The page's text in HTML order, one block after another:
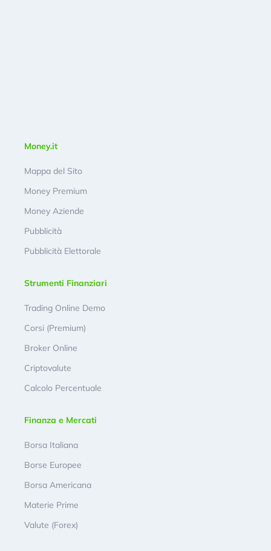
Money.it
Mappa del Sito
Money Premium
Money Aziende
Pubblicità
Pubblicità Elettorale
Strumenti Finanziari
Trading Online Demo
Corsi (Premium)
Broker Online
Criptovalute
Calcolo Percentuale
Finanza e Mercati
Borsa Italiana
Borse Europee
Borsa Americana
Materie Prime
Valute (Forex)